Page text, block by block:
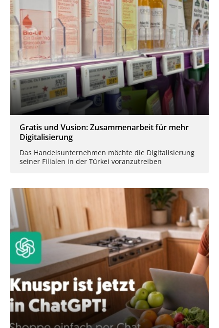
Gratis und Vusion: Zusammenarbeit für mehr
Digitalisierung
Das Handelsunternehmen möchte die Digitalisierung
seiner Filialen in der Türkei voranzutreiben